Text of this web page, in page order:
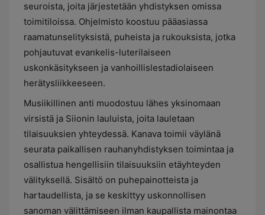
seuroista, joita järjestetään yhdistyksen omissa
toimitiloissa. Ohjelmisto koostuu pääasiassa
raamatunselityksistä, puheista ja rukouksista, jotka
pohjautuvat evankelis-luterilaiseen
uskonkäsitykseen ja vanhoillislestadiolaiseen
herätysliikkeeseen.
Musiikillinen anti muodostuu lähes yksinomaan
virsistä ja Siionin lauluista, joita lauletaan
tilaisuuksien yhteydessä. Kanava toimii väylänä
seurata paikallisen rauhanyhdistyksen toimintaa ja
osallistua hengellisiin tilaisuuksiin etäyhteyden
välityksellä. Sisältö on puhepainotteista ja
hartaudellista, ja se keskittyy uskonnollisen
sanoman välittämiseen ilman kaupallista mainontaa